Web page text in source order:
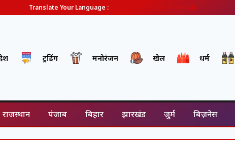
Translate Your Language : Hindi
ट्रेंडिंग मनोरंजन खेल धर्म
राजस्थान पंजाब बिहार झारखंड जुर्म बिज़नेस